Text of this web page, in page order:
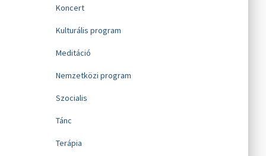
Koncert
Kulturális program
Meditáció
Nemzetközi program
Szocialis
Tánc
Terápia